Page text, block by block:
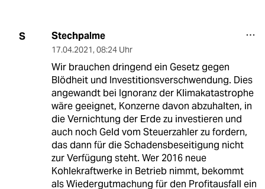
S Stechpalme
17.04.2021, 08:24 Uhr
Wir brauchen dringend ein Gesetz gegen
Blödheit und Investitionsverschwendung. Dies
angewandt bei Ignoranz der Klimakatastrophe
wäre geeignet, Konzerne davon abzuhalten, in
die Vernichtung der Erde zu investieren und
auch noch Geld vom Steuerzahler zu fordern,
das dann für die Schadensbeseitigung nicht
zur Verfügung steht. Wer 2016 neue
Kohlekraftwerke in Betrieb nimmt, bekommt
als Wiedergutmachung für den Profitausfall ein